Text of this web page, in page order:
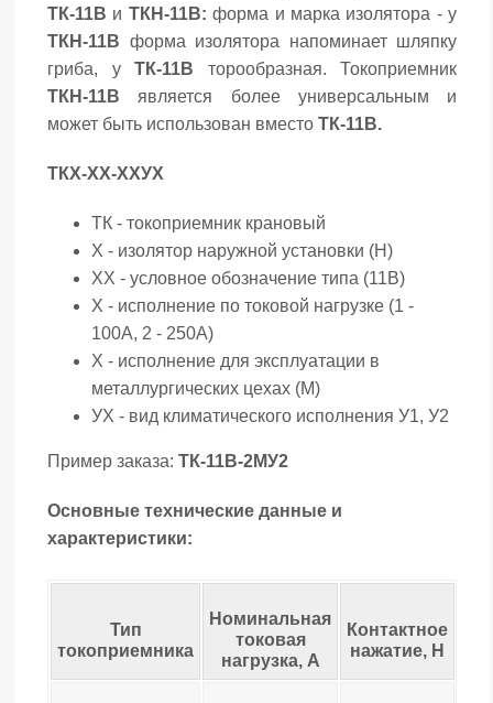
ТК-11В и ТКН-11В: форма и марка изолятора - у
ТКН-11В форма изолятора напоминает шляпку
гриба, у ТК-11В торообразная. Токоприемник
ТКН-11В является более универсальным и
может быть использован вместо ТК-11В.
ТКХ-ХХ-ХХУХ
ТК - токоприемник крановый
Х - изолятор наружной установки (Н)
ХХ - условное обозначение типа (11В)
Х - исполнение по токовой нагрузке (1 -
100А, 2 - 250А)
Х - исполнение для эксплуатации в
металлургических цехах (М)
УХ - вид климатического исполнения У1, У2
Пример заказа: ТК-11В-2МУ2
Основные технические данные и
характеристики:
Тип
токоприемника
Номинальная
токовая
нагрузка, А
Контактное
нажатие, Н